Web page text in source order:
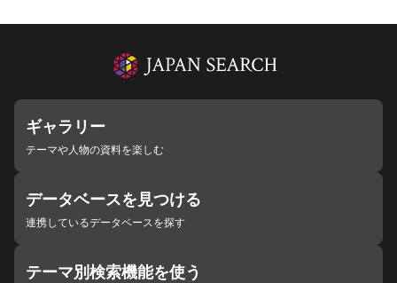
ギャラリー
テーマや人物の資料を楽しむ
データベースを見つける
連携しているデータベースを探す
テーマ別検索機能を使う